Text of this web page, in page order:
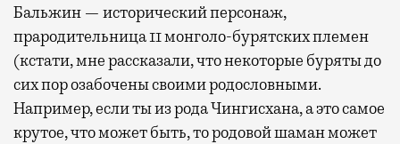
Бальжин — исторический персонаж,
прародительница 11 монголо-бурятских племен
(кстати, мне рассказали, что некоторые буряты до
сих пор озабочены своими родословными.
Например, если ты из рода Чингиcхана, а это самое
крутое, что может быть, то родовой шаман может